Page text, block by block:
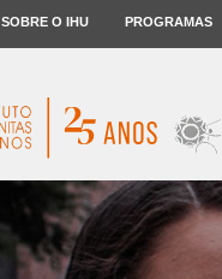
SOBRE O IHU PROGRAMAS